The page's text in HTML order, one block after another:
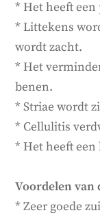
* Het heeft
* Littekens
wordt zacht.
* Het
benen.
* Striae wordt
* Cellulitis
* Het heeft
Voordelen van
* Zeer goede